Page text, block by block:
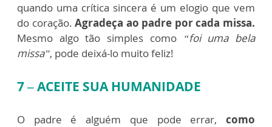
quando uma crítica sincera é um elogio que vem
do coração. Agradeça ao padre por cada missa.
Mesmo algo tão simples como“foi uma bela
missa”, pode deixá-lo muito feliz!
7 – ACEITE SUA HUMANIDADE
O padre é alguém que pode errar, como